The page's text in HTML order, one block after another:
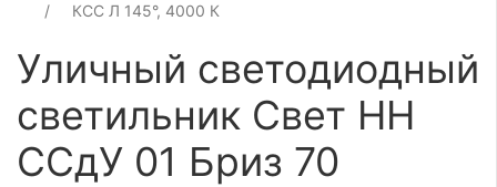
КСС Л 145°, 4000 К
Уличный светодиодный
светильник Свет НН
ССдУ 01 Бриз 70